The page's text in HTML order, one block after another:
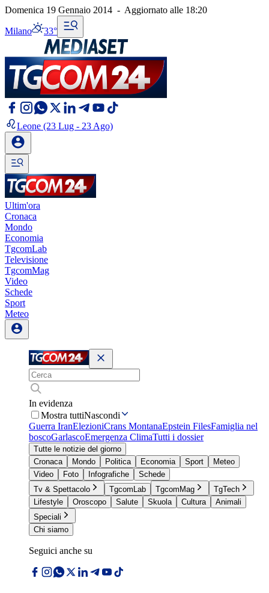
Domenica 19 Gennaio 2014 - Aggiornato alle 18:20
Milano 33°
Leone (23 Lug - 23 Ago)
Ultim'ora
Cronaca
Mondo
Economia
TgcomLab
Televisione
TgcomMag
Video
Schede
Sport
Meteo
In evidenza
Mostra tuttiNascondi
Guerra IranElezioniCrans MontanaEpstein FilesFamiglia nel
boscoGarlascoEmergenza ClimaTutti i dossier
Tutte le notizie del giorno
Cronaca
Mondo Politica Economia Sport
Meteo
Video
Foto Infografiche
Schede
Tv & Spettacolo
TgcomLab TgcomMag
TgTech
Lifestyle
Oroscopo Salute Skuola Cultura
Animali
Speciali
Chi siamo
Seguici anche su